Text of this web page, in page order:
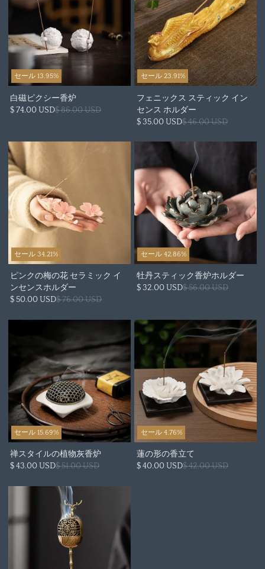
セール 13.95%
白磁ピクシー香炉
$ 74.00 USD$ 86.00 USD
セール 23.91%
フェニックス スティック イン
センス ホルダー
$ 35.00 USD$ 46.00 USD
セール 34.21%
ピンクの梅の花 セラミック イ
ンセンスホルダー
$ 50.00 USD$ 76.00 USD
セール 42.86%
牡丹スティック香炉ホルダー
$ 32.00 USD$ 56.00 USD
セール 15.69%
禅スタイルの植物灰香炉
$ 43.00 USD$ 51.00 USD
セール 4.76%
蓮の形の香立て
$ 40.00 USD$ 42.00 USD